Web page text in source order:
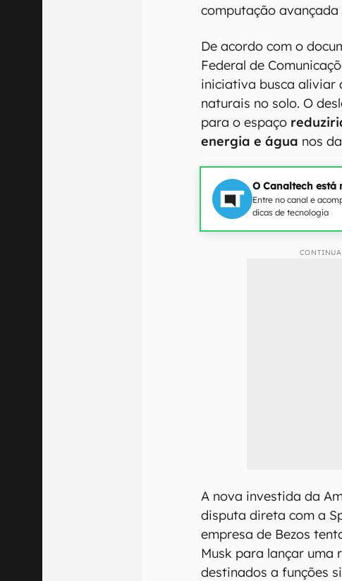
computação
De acordo com o
Federal de
iniciativa busca aliviar
naturais no solo. O
para o espaço
energia e água nos
O Canaltech está
Entre no canal e
dicas de tecnologia
A nova investida da
disputa direta com a
empresa de Bezos
Musk para lançar uma
destinados a funções